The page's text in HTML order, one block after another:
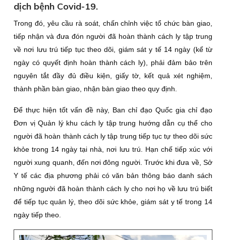
dịch bệnh Covid-19.
Trong đó, yêu cầu rà soát, chấn chỉnh việc tổ chức bàn giao,
tiếp nhận và đưa đón người đã hoàn thành cách ly tập trung
về nơi lưu trú tiếp tục theo dõi, giám sát y tế 14 ngày (kể từ
ngày có quyết định hoàn thành cách ly), phải đảm bảo trên
nguyên tắt đầy đủ điều kiện, giấy tờ, kết quả xét nghiệm,
thành phần bàn giao, nhận bàn giao theo quy định.
Để thực hiện tốt vấn đề này, Ban chỉ đạo Quốc gia chỉ đạo
Đơn vị Quản lý khu cách ly tập trung hướng dẫn cụ thể cho
người đã hoàn thành cách ly tập trung tiếp tục tự theo dõi sức
khỏe trong 14 ngày tại nhà, nơi lưu trú. Hạn chế tiếp xúc với
người xung quanh, đến nơi đông người. Trước khi đưa về, Sở
Y tế các địa phương phải có văn bản thông báo danh sách
những người đã hoàn thành cách ly cho nơi họ về lưu trú biết
để tiếp tục quản lý, theo dõi sức khỏe, giám sát y tế trong 14
ngày tiếp theo.